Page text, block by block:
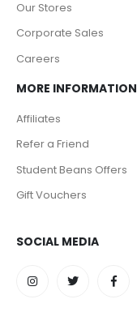
Our Stores
Corporate Sales
Careers
MORE INFORMATION
Affiliates
Refer a Friend
Student Beans Offers
Gift Vouchers
SOCIAL MEDIA